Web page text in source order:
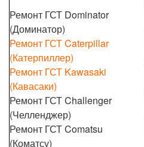
Ремонт ГСТ Dominator
(Доминатор)
Ремонт ГСТ Caterpillar
(Катерпиллер)
Ремонт ГСТ Kawasaki
(Кавасаки)
Ремонт ГСТ Challenger
(Челленджер)
Ремонт ГСТ Comatsu
(Коматсу)